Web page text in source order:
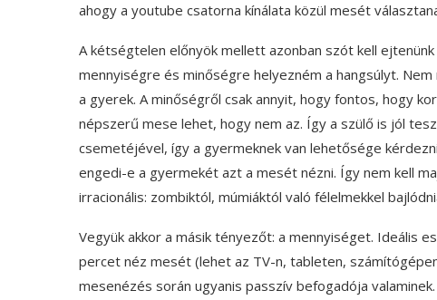
ahogy a youtube csatorna kínálata közül mesét
A kétségtelen előnyök mellett azonban szót kell
mennyiségre és minőségre helyezném a hangsúlyt.
a gyerek. A minőségről csak annyit, hogy fontos, hogy
népszerű mese lehet, hogy nem az. Így a szülő is jól
csemetéjével, így a gyermeknek van lehetősége
engedi-e a gyermekét azt a mesét nézni. Így nem kell
irracionális: zombiktól, múmiáktól való félelmekkel
Vegyük akkor a másik tényezőt: a mennyiséget. Ideális
percet néz mesét (lehet az TV-n, tableten,
mesenézés során ugyanis passzív befogadója